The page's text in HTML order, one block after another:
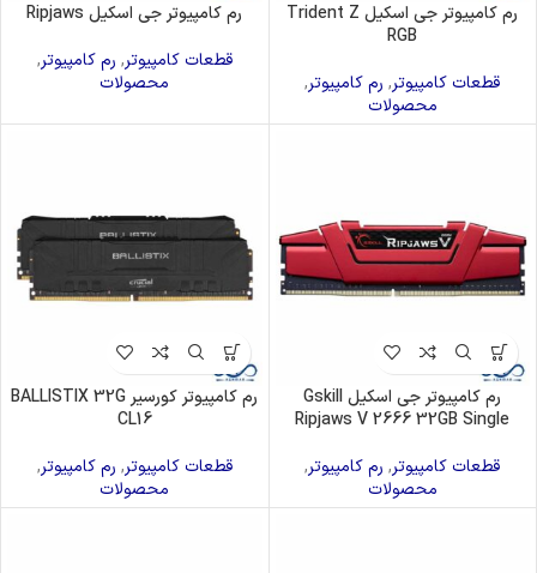
رم کامپیوتر جی اسکیل Trident Z
RGB
قطعات کامپیوتر, رم کامپیوتر,
محصولات
رم کامپیوتر جی اسکیل Ripjaws
قطعات کامپیوتر, رم کامپیوتر,
محصولات
رم کامپیوتر جی اسکیل Gskill
Ripjaws V 2666 32GB Single
قطعات کامپیوتر, رم کامپیوتر,
محصولات
رم کامپیوتر کورسیر BALLISTIX 32G
CL16
قطعات کامپیوتر, رم کامپیوتر,
محصولات